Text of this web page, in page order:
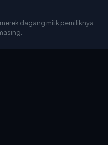
dagang milik pemiliknya